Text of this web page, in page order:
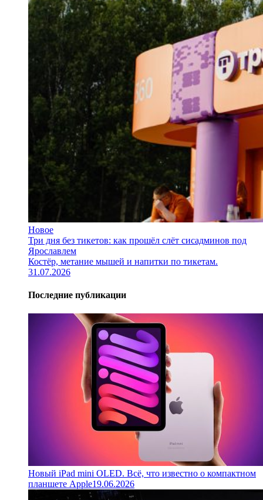
Новое
Три дня без тикетов: как прошёл слёт сисадминов под
Ярославлем
Костёр, метание мышей и напитки по тикетам.
31.07.2026
Последние публикации
Новый iPad mini OLED. Всё, что известно о компактном
планшете Apple19.06.2026